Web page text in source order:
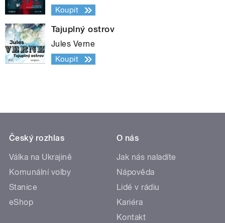
Koupit
Tajuplný ostrov
Jules Verne
Koupit
Český rozhlas
Válka na Ukrajině
Komunální volby
Stanice
eShop
O nás
Jak nás naladíte
Nápověda
Lidé v rádiu
Kariéra
Kontakt